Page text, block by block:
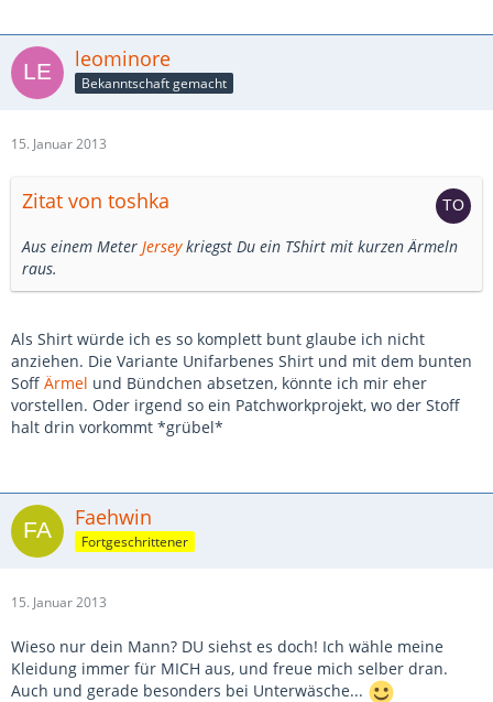
leominore
Bekanntschaft gemacht
15. Januar 2013
Zitat von toshka
Aus einem Meter Jerseykriegst Du ein TShirt mit kurzen Ärmeln
raus.
Als Shirt würde ich es so komplett bunt glaube ich nicht
anziehen. Die Variante Unifarbenes Shirt und mit dem bunten
Soff Ärmel und Bündchen absetzen, könnte ich mir eher
vorstellen. Oder irgend so ein Patchworkprojekt, wo der Stoff
halt drin vorkommt *grübel*
Faehwin
Fortgeschrittener
15. Januar 2013
Wieso nur dein Mann? DU siehst es doch! Ich wähle meine
Kleidung immer für MICH aus, und freue mich selber dran.
Auch und gerade besonders bei Unterwäsche...